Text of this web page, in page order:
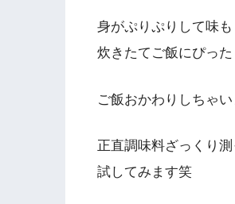
身がぷりぷりして味
炊きたてご飯にぴった
ご飯おかわりしちゃい
正直調味料ざっくり
試してみます笑